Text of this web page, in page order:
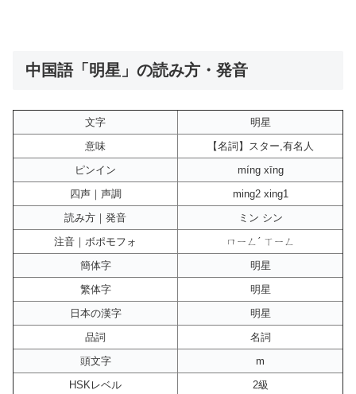
中国語「明星」の読み方・発音
文字
明星
意味
【名詞】スター,有名人
ピンイン
míng xīng
四声｜声調
ming2 xing1
読み方｜発音
ミン シン
注音｜ボポモフォ
ㄇㄧㄥˊ ㄒㄧㄥ
簡体字
明星
繁体字
明星
日本の漢字
明星
品詞
名詞
頭文字
m
HSKレベル
2級